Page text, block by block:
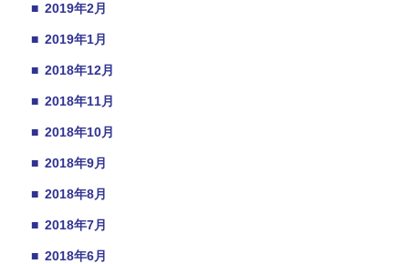
■ 2019年2月
■ 2019年1月
■ 2018年12月
■ 2018年11月
■ 2018年10月
■ 2018年9月
■ 2018年8月
■ 2018年7月
■ 2018年6月